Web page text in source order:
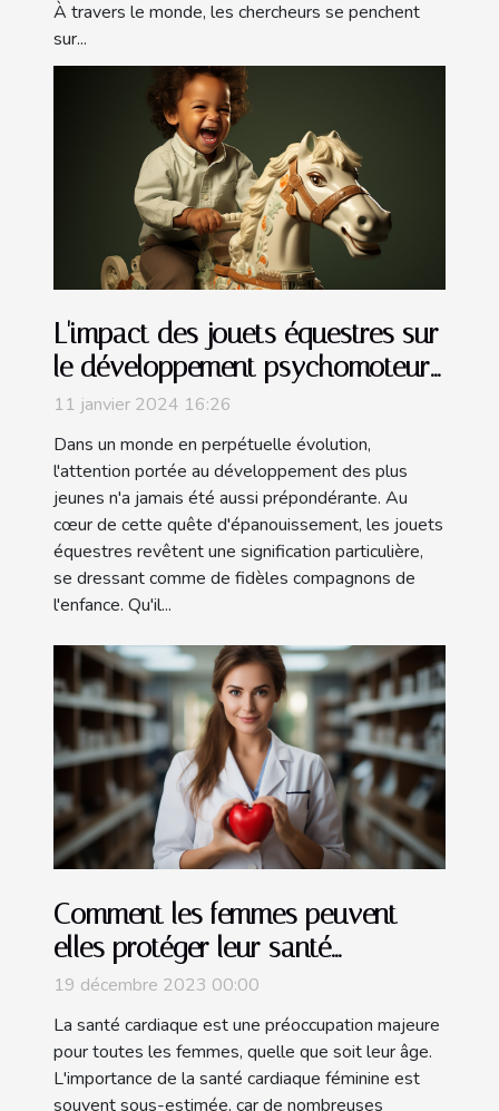
À travers le monde, les chercheurs se penchent
sur...
L'impact des jouets équestres sur
le développement psychomoteur
des enfants
11 janvier 2024 16:26
Dans un monde en perpétuelle évolution,
l'attention portée au développement des plus
jeunes n'a jamais été aussi prépondérante. Au
cœur de cette quête d'épanouissement, les jouets
équestres revêtent une signification particulière,
se dressant comme de fidèles compagnons de
l'enfance. Qu'il...
Comment les femmes peuvent-
elles protéger leur santé
cardiaque ?
19 décembre 2023 00:00
La santé cardiaque est une préoccupation majeure
pour toutes les femmes, quelle que soit leur âge.
L'importance de la santé cardiaque féminine est
souvent sous-estimée, car de nombreuses